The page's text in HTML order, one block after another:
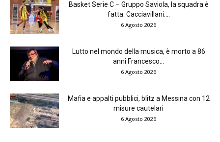
Basket Serie C – Gruppo Saviola, la squadra è
fatta. Cacciavillani:...
6 Agosto 2026
Lutto nel mondo della musica, è morto a 86
anni Francesco...
6 Agosto 2026
Mafia e appalti pubblici, blitz a Messina con 12
misure cautelari
6 Agosto 2026